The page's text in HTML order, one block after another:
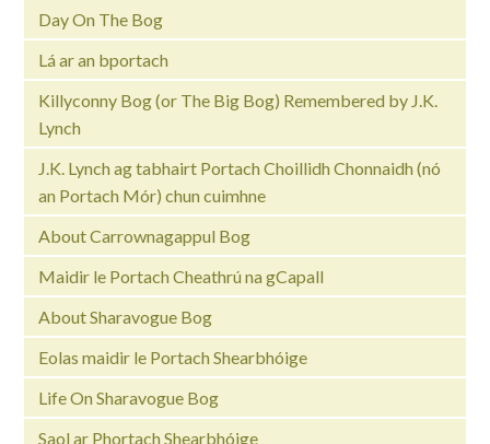
Day On The Bog
Lá ar an bportach
Killyconny Bog (or The Big Bog) Remembered by J.K.
Lynch
J.K. Lynch ag tabhairt Portach Choillidh Chonnaidh (nó
an Portach Mór) chun cuimhne
About Carrownagappul Bog
Maidir le Portach Cheathrú na gCapall
About Sharavogue Bog
Eolas maidir le Portach Shearbhóige
Life On Sharavogue Bog
Saol ar Phortach Shearbhóige